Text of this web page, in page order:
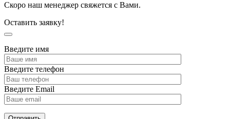
Скоро наш менеджер свяжется с Вами.
Оставить заявку!
Введите имя
Введите телефон
Введите Email